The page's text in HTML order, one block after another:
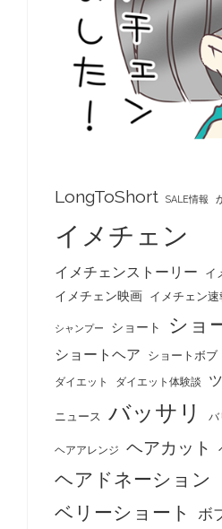
LongToShort SALE情報
イメチェン
イメチェンストーリー イ
イメチェン映画 イメチェン速
シャンプー ショート ショ
ショートヘア ショートボブ
ダイエット ダイエット体験談
ニュース バッサリ バ
ヘアアレンジ ヘアカット
ヘアドネーション
ベリーショート
ボ